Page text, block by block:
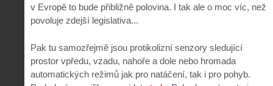
v Evropě to bude přibližně polovina. I tak ale o moc víc, než
povoluje zdejší legislativa...
Pak tu samozřejmě jsou protikolizní senzory sledující
prostor vpředu, vzadu, nahoře a dole nebo hromada
automatických režimů jak pro natáčení, tak i pro pohyb.